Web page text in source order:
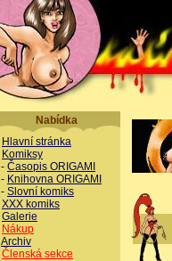
Nabídka
Hlavní stránka
Komiksy
- Časopis ORIGAMI
- Knihovna ORIGAMI
- Slovní komiks
XXX komiks
Galerie
Nákup
Archiv
Členská sekce